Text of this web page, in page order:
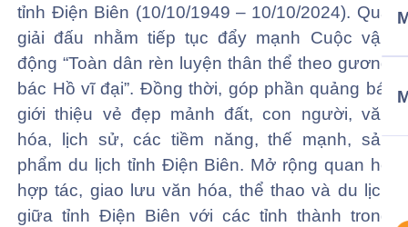
tỉnh Điện Biên (10/10/1949 – 10/10/2024). Qua
giải đấu nhằm tiếp tục đẩy mạnh Cuộc vận
động “Toàn dân rèn luyện thân thể theo gương
bác Hồ vĩ đại”. Đồng thời, góp phần quảng bá,
giới thiệu vẻ đẹp mảnh đất, con người, văn
hóa, lịch sử, các tiềm năng, thế mạnh, sản
phẩm du lịch tỉnh Điện Biên. Mở rộng quan hệ
hợp tác, giao lưu văn hóa, thể thao và du lịch
giữa tỉnh Điện Biên với các tỉnh thành trong